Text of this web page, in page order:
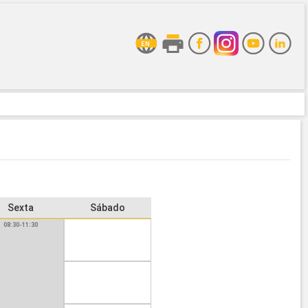
Sexta
Sábado
08:30-11:30